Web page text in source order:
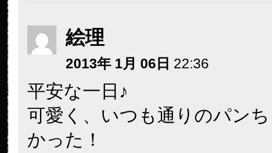
絵理
2013年 1月 06日 22:36
平安な一日♪
可愛く、いつも通りのパン
かった！